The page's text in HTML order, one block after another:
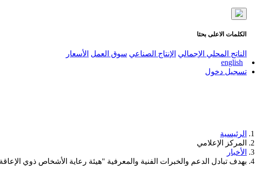
الكلمات الاعلى بحثا
الناتج المحلي الإجمالي الإنتاج الصناعي سوق العمل الأسعار
english
تسجيل دخول
الرئيسية
المركز الإعلامي
الأخبار
بهدف تبادل الدعم والخبرات الفنية والمعرفية "هيئة رعاية الأشخاص ذوي